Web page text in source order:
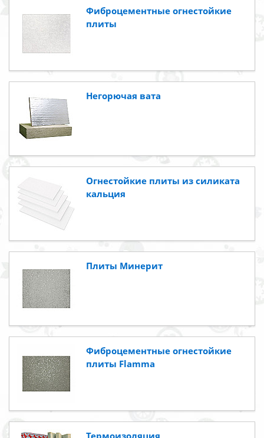
Фиброцементные огнестойкие
плиты
Негорючая вата
Огнестойкие плиты из силиката
кальция
Плиты Минерит
Фиброцементные огнестойкие
плиты Flamma